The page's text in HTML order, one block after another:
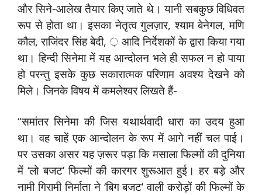
और सिने-आलेख तैयार किए जाते थे। यानी सबकुछ विधिवत
रूप से होता था। इसका नेतृत्व गुलज़ार, श्याम बेनेगल, मणि
कौल, राजिंदर सिंह बेदी, ़ आदि निर्देशकों के द्वारा किया गया
था। हिन्दी सिनेमा में यह आन्दोलन भले ही सफल न हो पाया
हो परन्तु इसके कुछ सकारात्मक परिणाम अवश्य देखने को
मिले। जिनके विषय में कमलेश्वर लिखते हैं-
“समांतर सिनेमा की जिस यथार्थवादी धारा का उदय हुआ
था। वह चाहें एक आन्दोलन के रूप में आगे नहीं चल पाई।
पर उसका असर यह ज़रूर पड़ा कि मसाला फिल्मों की दुनिया
में ‘लो बजट’ फिल्मों की कारगर शुरूआत हुई। हर बड़े और
नामी गिरामी निर्माता ने ‘बिग बजट’ वाली करोड़ों की फिल्मों के